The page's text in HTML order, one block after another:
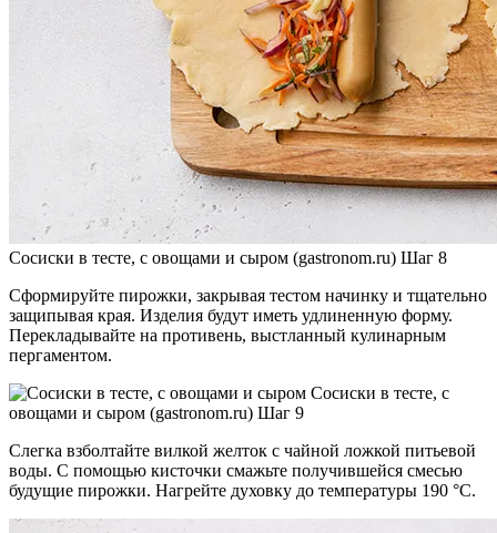
Сосиски в тесте, с овощами и сыром (gastronom.ru) Шаг 8
Сформируйте пирожки, закрывая тестом начинку и тщательно
защипывая края. Изделия будут иметь удлиненную форму.
Перекладывайте на противень, выстланный кулинарным
пергаментом.
Сосиски в тесте, с
овощами и сыром (gastronom.ru) Шаг 9
Слегка взболтайте вилкой желток с чайной ложкой питьевой
воды. С помощью кисточки смажьте получившейся смесью
будущие пирожки. Нагрейте духовку до температуры 190 °C.